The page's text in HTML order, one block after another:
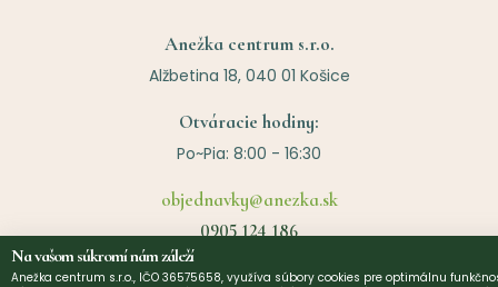
Anežka centrum s.r.o.
Alžbetina 18, 040 01 Košice
Otváracie hodiny:
Po~Pia: 8:00 - 16:30
objednavky@anezka.sk
0905 124 186
Na vašom súkromí nám záleží
Anežka centrum s.r.o., IČO 36575658, využíva súbory cookies pre optimálnu